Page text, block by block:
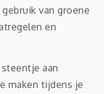
van groene
en
aan
maken tijdens je